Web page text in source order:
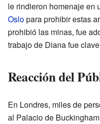
le rindieron homenaje en
Oslopara prohibir estas
prohibió las minas, fue
trabajo de Diana fue
Reacción del
En Londres, miles de
al Palacio de